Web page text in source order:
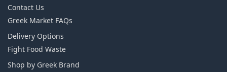
Contact Us
Greek Market FAQs
Delivery Options
Fight Food Waste
Shop by Greek Brand